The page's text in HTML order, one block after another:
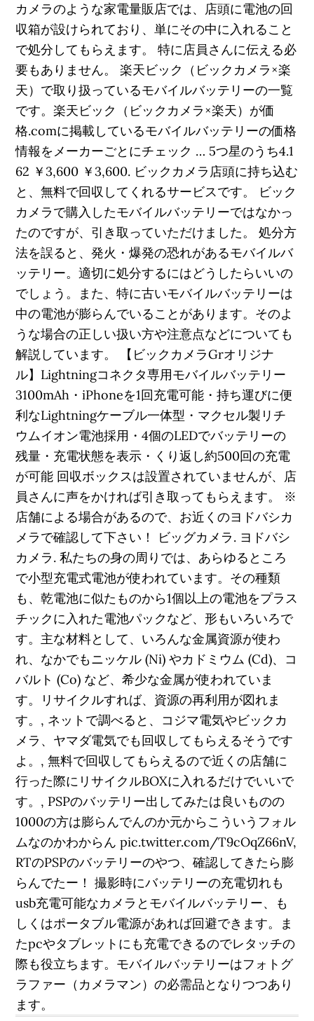
カメラのような家電量販店では、店頭に電池の回
収箱が設けられており、単にその中に入れること
で処分してもらえます。 特に店員さんに伝える必
要もありません。 楽天ビック（ビックカメラ×楽
天）で取り扱っているモバイルバッテリーの一覧
です。楽天ビック（ビックカメラ×楽天）が価
格.comに掲載しているモバイルバッテリーの価格
情報をメーカーごとにチェック … 5つ星のうち4.1
62 ￥3,600 ￥3,600. ビックカメラ店頭に持ち込む
と、無料で回収してくれるサービスです。 ビック
カメラで購入したモバイルバッテリーではなかっ
たのですが、引き取っていただけました。 処分方
法を誤ると、発火・爆発の恐れがあるモバイルバ
ッテリー。適切に処分するにはどうしたらいいの
でしょう。また、特に古いモバイルバッテリーは
中の電池が膨らんでいることがあります。そのよ
うな場合の正しい扱い方や注意点などについても
解説しています。 【ビックカメラGrオリジナ
ル】Lightningコネクタ専用モバイルバッテリー
3100mAh・iPhoneを1回充電可能・持ち運びに便
利なLightningケーブル一体型・マクセル製リチ
ウムイオン電池採用・4個のLEDでバッテリーの
残量・充電状態を表示・くり返し約500回の充電
が可能 回収ボックスは設置されていませんが、店
員さんに声をかければ引き取ってもらえます。 ※
店舗による場合があるので、お近くのヨドバシカ
メラで確認して下さい！ ビッグカメラ. ヨドバシ
カメラ. 私たちの身の周りでは、あらゆるところ
で小型充電式電池が使われています。その種類
も、乾電池に似たものから1個以上の電池をプラス
チックに入れた電池パックなど、形もいろいろで
す。主な材料として、いろんな金属資源が使わ
れ、なかでもニッケル (Ni) やカドミウム (Cd)、コ
バルト (Co) など、希少な金属が使われていま
す。リサイクルすれば、資源の再利用が図れま
す。, ネットで調べると、コジマ電気やビックカ
メラ、ヤマダ電気でも回収してもらえるそうです
よ。, 無料で回収してもらえるので近くの店舗に
行った際にリサイクルBOXに入れるだけでいいで
す。, PSPのバッテリー出してみたは良いものの
1000の方は膨らんでんのか元からこういうフォル
ムなのかわからん pic.twitter.com/T9cOqZ66nV,
RTのPSPのバッテリーのやつ、確認してきたら膨
らんでたー！ 撮影時にバッテリーの充電切れも
usb充電可能なカメラとモバイルバッテリー、も
しくはポータブル電源があれば回避できます。ま
たpcやタブレットにも充電できるのでレタッチの
際も役立ちます。モバイルバッテリーはフォトグ
ラファー（カメラマン）の必需品となりつつあり
ます。